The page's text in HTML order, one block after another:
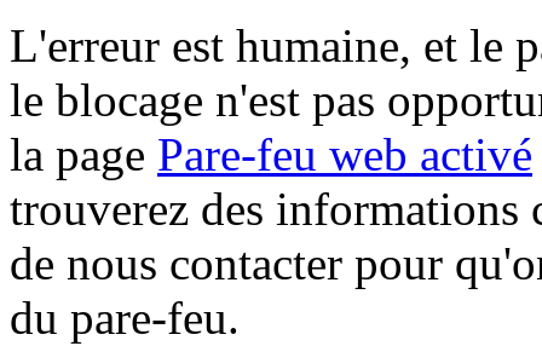
L'erreur est humaine, et le
le blocage n'est pas
la page Pare-feu web activé
trouverez des informations
de nous contacter pour
du pare-feu.